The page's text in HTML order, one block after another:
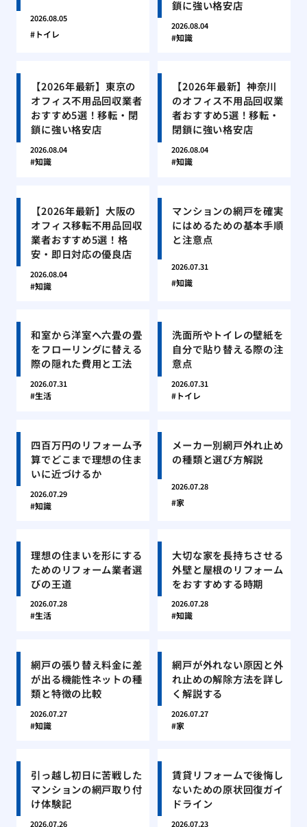
2026.08.05
トイレ
鎖に強い格安店
2026.08.04
知識
【2026年最新】東京の
オフィス不用品回収業者
おすすめ5選！移転・閉
鎖に強い格安店
2026.08.04
知識
【2026年最新】神奈川
のオフィス不用品回収業
者おすすめ5選！移転・
閉鎖に強い格安店
2026.08.04
知識
【2026年最新】大阪の
オフィス移転不用品回収
業者おすすめ5選！格
安・即日対応の優良店
2026.08.04
知識
マンションの網戸を確実
にはめるための基本手順
と注意点
2026.07.31
知識
和室から洋室へ六畳の畳
をフローリングに替える
際の隠れた費用と工法
2026.07.31
生活
洗面所やトイレの壁紙を
自分で貼り替える際の注
意点
2026.07.31
トイレ
四百万円のリフォーム予
算でどこまで理想の住ま
いに近づけるか
2026.07.29
知識
メーカー別網戸外れ止め
の種類と選び方解説
2026.07.28
家
理想の住まいを形にする
ためのリフォーム業者選
びの王道
2026.07.28
生活
大切な家を長持ちさせる
外壁と屋根のリフォーム
をおすすめする時期
2026.07.28
知識
網戸の張り替え料金に差
が出る機能性ネットの種
類と特徴の比較
2026.07.27
知識
網戸が外れない原因と外
れ止めの解除方法を詳し
く解説する
2026.07.27
家
引っ越し初日に苦戦した
マンションの網戸取り付
け体験記
2026.07.26
賃貸リフォームで後悔し
ないための原状回復ガイ
ドライン
2026.07.23